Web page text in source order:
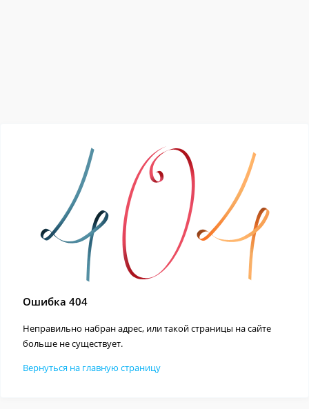
Ошибка 404
Неправильно набран адрес, или такой страницы на сайте
больше не существует.
Вернуться на главную страницу